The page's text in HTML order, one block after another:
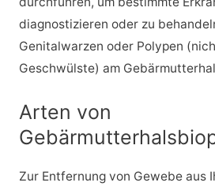
diagnostizieren oder zu
Genitalwarzen oder Polypen
Geschwülste) am
Arten von
Zur Entfernung von Gewebe aus